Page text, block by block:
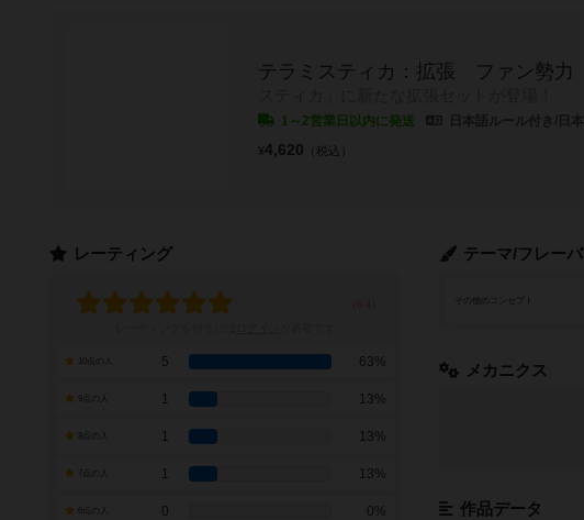
テラミスティカ：拡張 ファン勢
1～2営業日以内に発送
¥4,620 （税込）
テーマ/フレー
その他のコンセプト
メカニクス
作品データ
レーティング
5 63%
1 13%
1 13%
7点の人 1 13%
0 0%